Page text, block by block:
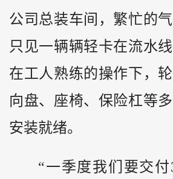
公司总装车间，繁忙的气
只见一辆辆轻卡在流水线
在工人熟练的操作下，
向盘、座椅、保险杠等
安装就绪。
“一季度我们要交付